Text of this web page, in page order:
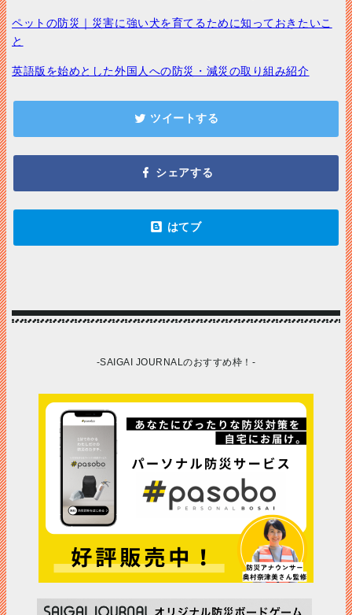
ペットの防災｜災害に強い犬を育てるために知っておきたいこ
と
英語版を始めとした外国人への防災・減災の取り組み紹介
-SAIGAI JOURNALのおすすめ枠！-